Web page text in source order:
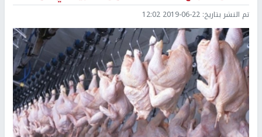
تم النشر بتاريخ: 2019-06-22 12:02